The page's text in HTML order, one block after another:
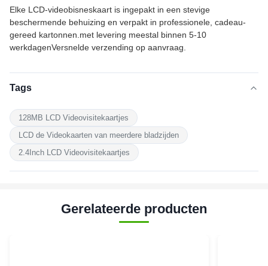
Elke LCD-videobisneskaart is ingepakt in een stevige
beschermende behuizing en verpakt in professionele, cadeau-
gereed kartonnen.met levering meestal binnen 5-10
werkdagenVersnelde verzending op aanvraag.
Tags
128MB LCD Videovisitekaartjes
LCD de Videokaarten van meerdere bladzijden
2.4Inch LCD Videovisitekaartjes
Gerelateerde producten